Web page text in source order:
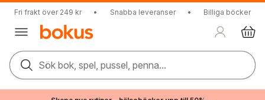
Fri frakt över 249 kr • Snabba leveranser • Billiga böcker
Sök bok, spel, pussel, penna...